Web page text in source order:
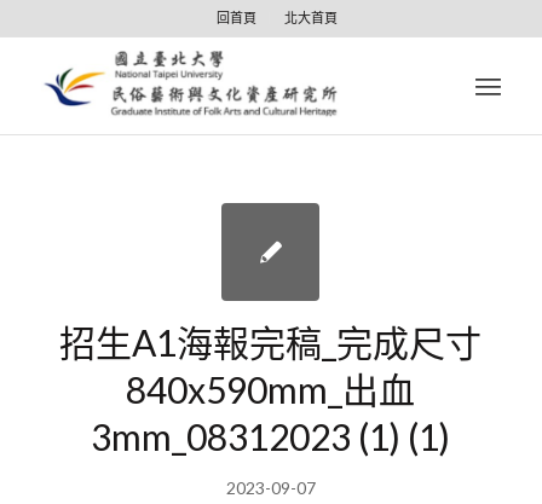
回首頁 北大首頁
招生A1海報完稿_完成尺寸
840x590mm_出血
3mm_08312023 (1) (1)
2023-09-07